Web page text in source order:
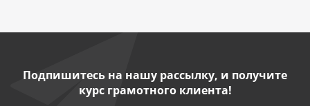
Подпишитесь на нашу рассылку, и получите
курс грамотного клиента!